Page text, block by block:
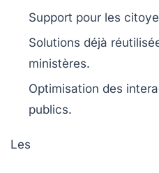
Support pour les
Solutions déjà
ministères.
Optimisation des
publics.
Les